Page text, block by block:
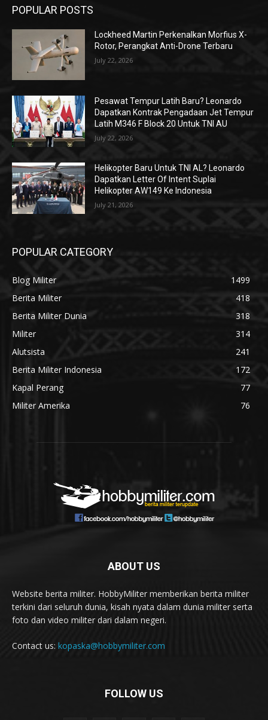
POPULAR POSTS
Lockheed Martin Perkenalkan Morfius X-
Rotor, Perangkat Anti-Drone Terbaru
July 22, 2026
Pesawat Tempur Latih Baru? Leonardo
Dapatkan Kontrak Pengadaan Jet Tempur
Latih M346 F Block 20 Untuk TNI AU
July 22, 2026
Helikopter Baru Untuk TNI AL? Leonardo
Dapatkan Letter Of Intent Suplai
Helikopter AW149 Ke Indonesia
July 21, 2026
POPULAR CATEGORY
Blog Militer
1499
Berita Militer
418
Berita Militer Dunia
318
Militer
314
Alutsista
241
Berita Militer Indonesia
172
Kapal Perang
77
Militer Amerika
76
ABOUT US
Website berita militer. HobbyMiliter memberikan berita militer
terkini dari seluruh dunia, kisah nyata dalam dunia militer serta
foto dan video militer dari dalam negeri.
Contact us: kopaska@hobbymiliter.com
FOLLOW US